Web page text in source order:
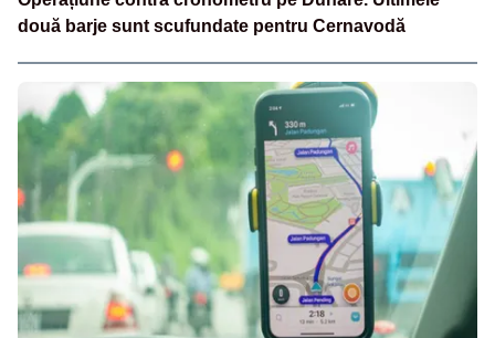
două barje sunt scufundate pentru Cernavodă